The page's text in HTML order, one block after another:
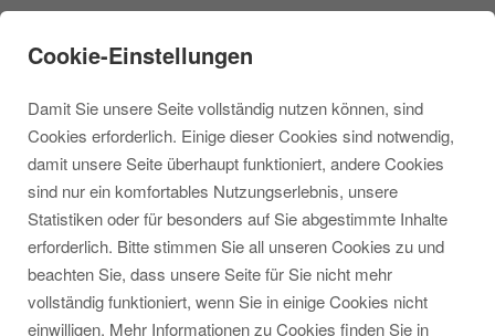
Bestellungen effizient
filtern und bearbeiten
VON MARCEL KRIPPENDORF 09. JULI 2025
Cookie-Einstellungen
Damit Sie unsere Seite vollständig nutzen können, sind
Cookies erforderlich. Einige dieser Cookies sind notwendig,
damit unsere Seite überhaupt funktioniert, andere Cookies
sind nur ein komfortables Nutzungserlebnis, unsere
Statistiken oder für besonders auf Sie abgestimmte Inhalte
erforderlich. Bitte stimmen Sie all unseren Cookies zu und
beachten Sie, dass unsere Seite für Sie nicht mehr
vollständig funktioniert, wenn Sie in einige Cookies nicht
einwilligen. Mehr Informationen zu Cookies finden Sie in